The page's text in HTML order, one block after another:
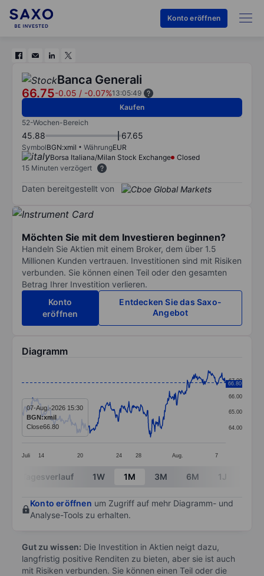
Konto eröffnen
Banca Generali
66.75-0.05 / -0.07%13:05:49
Kaufen
52-Wochen-Bereich
45.88 67.65
SymbolBGN:xmil WährungEUR
Borsa Italiana/Milan Stock Exchange
Closed
15 Minuten verzögert
Daten bereitgestellt von
Möchten Sie mit dem Investieren beginnen?
Handeln Sie Aktien mit einem Broker, dem über 1.5
Millionen Kunden vertrauen. Investitionen sind mit Risiken
verbunden. Sie können einen Teil oder den gesamten
Betrag Ihrer Investition verlieren.
Konto
eröffnen
Entdecken Sie das Saxo-
Angebot
Diagramm
The chart has 1 X axis displaying categories.
The chart has 1 Y axis displaying values. Data
Juli 14 20 24 28 Aug. 7
64.00
65.00
66.00
67.00
66.80
07-Aug.-2026 15:30
BGN:xmil
Close66.80
End of interactive chart.
Tagesverlauf 1W 1M 3M 6M 1J
Konto eröffnen um Zugriff auf mehr Diagramm- und
Analyse-Tools zu erhalten.
Gut zu wissen: Die Investition in Aktien neigt dazu,
langfristig positive Renditen zu bieten, aber sie ist auch
mit Risiken verbunden. Sie können einen Teil oder die